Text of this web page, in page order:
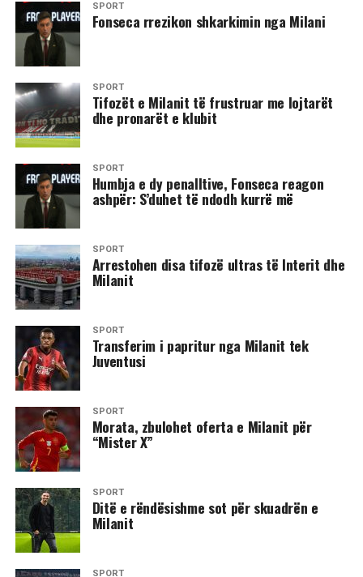
SPORT
​Fonseca rrezikon shkarkimin nga Milani
SPORT
​Tifozët e Milanit të frustruar me lojtarët
dhe pronarët e klubit
SPORT
​Humbja e dy penalltive, Fonseca reagon
ashpër: S’duhet të ndodh kurrë më
SPORT
Arrestohen disa tifozë ultras të Interit dhe
Milanit
SPORT
Transferim i papritur nga Milanit tek
Juventusi
SPORT
Morata, zbulohet oferta e Milanit për
“Mister X”
SPORT
​Ditë e rëndësishme sot për skuadrën e
Milanit
SPORT